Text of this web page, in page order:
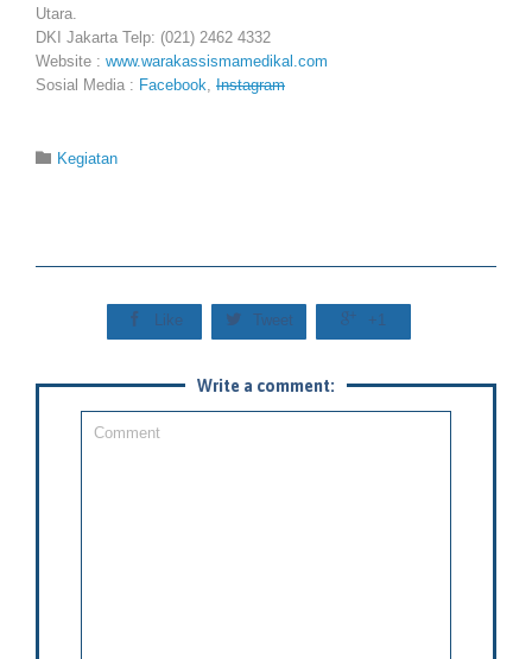
Utara.
DKI Jakarta Telp: (021) 2462 4332
Website : www.warakassismamedikal.com
Sosial Media : Facebook Instagram
 Category
Kegiatan
 Like  Tweet  +1
Write a comment: